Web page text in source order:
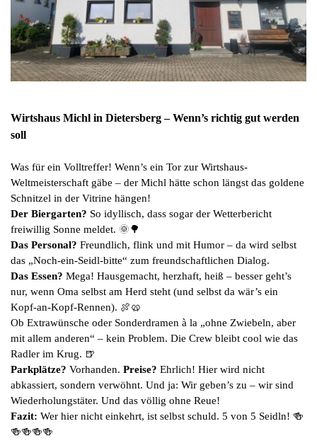
Wirtshaus Michl in Dietersberg – Wenn’s richtig gut werden
soll
Was für ein Volltreffer! Wenn’s ein Tor zur Wirtshaus-
Weltmeisterschaft gäbe – der Michl hätte schon längst das goldene
Schnitzel in der Vitrine hängen!
Der Biergarten? So idyllisch, dass sogar der Wetterbericht
freiwillig Sonne meldet. 🌞🌳
Das Personal? Freundlich, flink und mit Humor – da wird selbst
das „Noch-ein-Seidl-bitte“ zum freundschaftlichen Dialog.
Das Essen? Mega! Hausgemacht, herzhaft, heiß – besser geht’s
nur, wenn Oma selbst am Herd steht (und selbst da wär’s ein
Kopf-an-Kopf-Rennen). 🍖🥨
Ob Extrawünsche oder Sonderdramen à la „ohne Zwiebeln, aber
mit allem anderen“ – kein Problem. Die Crew bleibt cool wie das
Radler im Krug. 🍺
Parkplätze? Vorhanden. Preise? Ehrlich! Hier wird nicht
abkassiert, sondern verwöhnt. Und ja: Wir geben’s zu – wir sind
Wiederholungstäter. Und das völlig ohne Reue!
Fazit: Wer hier nicht einkehrt, ist selbst schuld. 5 von 5 Seidln! 🍻
🍻🍻🍻🍻